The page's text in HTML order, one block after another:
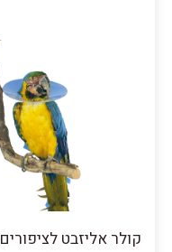
קולר אליזבט לציפורים 100 מ"מ